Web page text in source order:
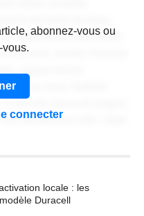
Maecenas sollicitudin
nunc auctor. Aenean
ac urna. Nullam
fermentum odio, vitae
adipiscing elit.
magna at, pulvinar
a mauris ultrices, ac
AUX
abonnez-vous ou
connecter
locale : les
Duracell